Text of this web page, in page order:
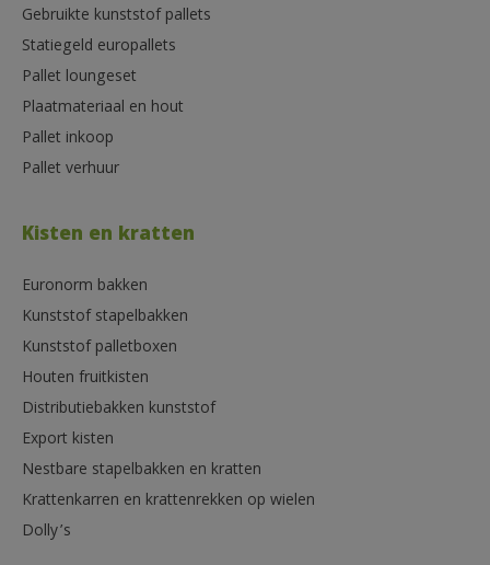
Gebruikte kunststof pallets
Statiegeld europallets
Pallet loungeset
Plaatmateriaal en hout
Pallet inkoop
Pallet verhuur
Kisten en kratten
Euronorm bakken
Kunststof stapelbakken
Kunststof palletboxen
Houten fruitkisten
Distributiebakken kunststof
Export kisten
Nestbare stapelbakken en kratten
Krattenkarren en krattenrekken op wielen
Dolly’s